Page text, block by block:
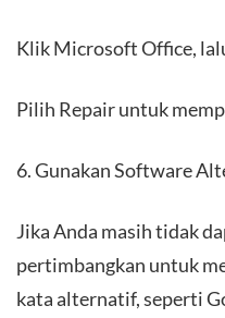
Klik Microsoft Office,
Pilih Repair untuk
6. Gunakan Software
Jika Anda masih tidak
pertimbangkan untuk
kata alternatif, seperti